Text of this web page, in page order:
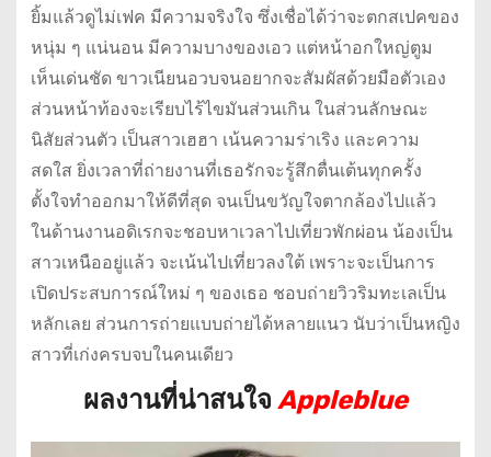
ยิ้มแล้วดูไม่เฟค มีความจริงใจ ซึ่งเชื่อได้ว่าจะตกสเปคของ
หนุ่ม ๆ แน่นอน มีความบางของเอว แต่หน้าอกใหญ่ตูม
เห็นเด่นชัด ขาวเนียนอวบจนอยากจะสัมผัสด้วยมือตัวเอง
ส่วนหน้าท้องจะเรียบไร้ไขมันส่วนเกิน ในส่วนลักษณะ
นิสัยส่วนตัว เป็นสาวเฮฮา เน้นความร่าเริง และความ
สดใส ยิ่งเวลาที่ถ่ายงานที่เธอรักจะรู้สึกตื่นเต้นทุกครั้ง
ตั้งใจทำออกมาให้ดีที่สุด จนเป็นขวัญใจตากล้องไปแล้ว
ในด้านงานอดิเรกจะชอบหาเวลาไปเที่ยวพักผ่อน น้องเป็น
สาวเหนืออยู่แล้ว จะเน้นไปเที่ยวลงใต้ เพราะจะเป็นการ
เปิดประสบการณ์ใหม่ ๆ ของเธอ ชอบถ่ายวิวริมทะเลเป็น
หลักเลย ส่วนการถ่ายแบบถ่ายได้หลายแนว นับว่าเป็นหญิง
สาวที่เก่งครบจบในคนเดียว
ผลงานที่น่าสนใจ Appleblue